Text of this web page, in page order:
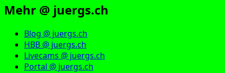
Mehr @ juergs.ch
Blog @ juergs.ch
HBB @ juergs.ch
Livecams @ juergs.ch
Portal @ juergs.ch